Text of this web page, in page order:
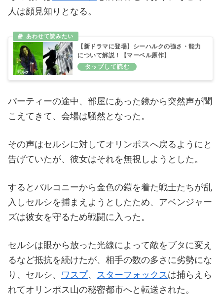
人は顔見知りとなる。
【新ドラマに登場】シーハルクの強さ・能力
について解説！【マーベル原作】
パーティーの途中、部屋にあった鏡から突然声が聞
こえてきて、会場は騒然となった。
その声はセルシに対してオリンポスへ戻るようにと
告げていたが、彼女はそれを無視しようとした。
するとバルコニーから金色の鎧を着た戦士たちが乱
入しセルシを捕まえようとしたため、アベンジャー
ズは彼女を守るため戦闘に入った。
セルシは眼から放った光線によって敵をブタに変え
るなど抵抗を続けたが、相手の数の多さに劣勢にな
り、セルシ、 ワスプ、 スターフォックスは捕らえら
れてオリンポス山の秘密都市へと転送された。